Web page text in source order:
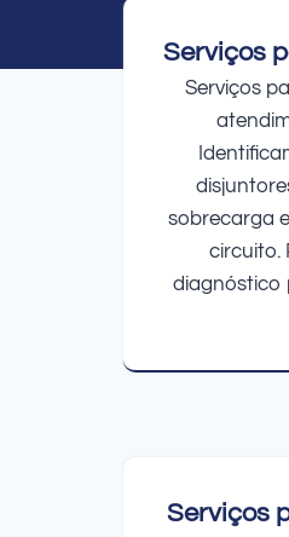
Serviços
Serviços
sobrecarga
circuito.
diagnóstico
Serviços